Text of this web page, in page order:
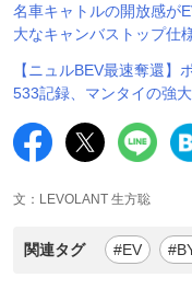
名車キャトルの開放感が
大なキャンバストップ仕
【ニュルBEV最速奪還
533記録、マンタイの強
文：LEVOLANT 生方聡
関連タグ #EV